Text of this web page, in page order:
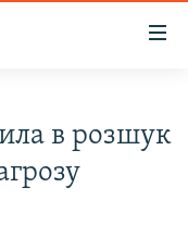
в розшук